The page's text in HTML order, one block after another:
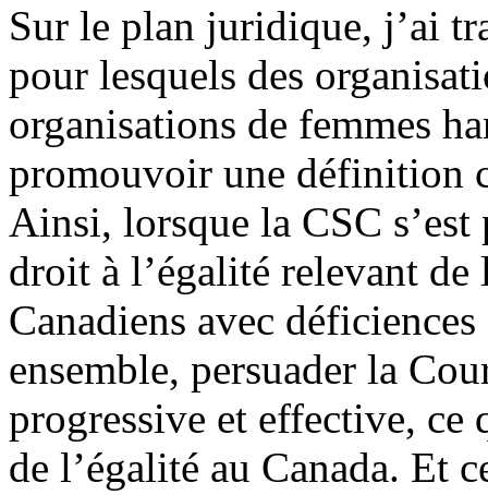
Sur le plan juridique, j’ai
pour lesquels des
organisations de femmes
promouvoir une définition
Ainsi, lorsque la CSC s’est
droit à l’égalité relevant
Canadiens avec
ensemble, persuader la
progressive et effective, ce
de l’égalité au Canada. Et